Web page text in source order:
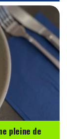
pleine de